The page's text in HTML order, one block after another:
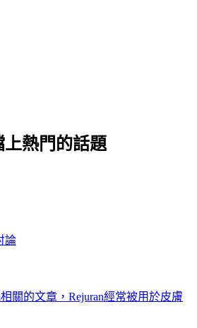
上熱門的話題
論
關的文章，Rejuran經常被用於皮膚